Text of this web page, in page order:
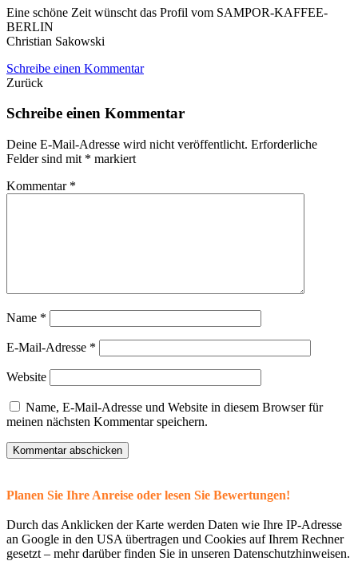
Eine schöne Zeit wünscht das Profil vom SAMPOR-KAFFEE-
BERLIN
Christian Sakowski
Schreibe einen Kommentar
Zurück
Schreibe einen Kommentar
Deine E-Mail-Adresse wird nicht veröffentlicht. Erforderliche
Felder sind mit * markiert
Kommentar *
Name *
E-Mail-Adresse *
Website
Name, E-Mail-Adresse und Website in diesem Browser für
meinen nächsten Kommentar speichern.
Planen Sie Ihre Anreise oder lesen Sie Bewertungen!
Durch das Anklicken der Karte werden Daten wie Ihre IP-Adresse
an Google in den USA übertragen und Cookies auf Ihrem Rechner
gesetzt – mehr darüber finden Sie in unseren Datenschutzhinweisen.